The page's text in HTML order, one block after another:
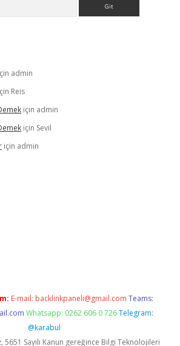
admin
Reis
için admin
için Sevil
için admin
E-mail: backlinkpaneli@gmail.com Teams:
Whatsapp: 0262 606 0 726 Telegram:
@karabul
5651 Sayılı Kanun gereğince Bilgi Teknolojileri